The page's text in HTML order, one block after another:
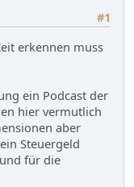
#1
erkennen muss
ein Podcast der
hier vermutlich
aber
Steuergeld
für die